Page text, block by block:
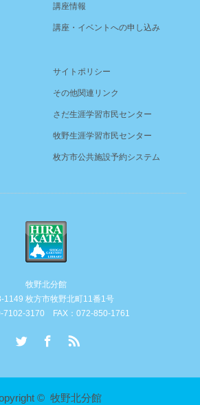
講座情報
講座・イベントへの申し込み
サイトポリシー
その他関連リンク
さだ生涯学習市民センター
牧野生涯学習市民センター
枚方市公共施設予約システム
牧野北分館
1149 枚方市牧野北町11番1号
7102-3170 FAX：072-850-1761
© 牧野北分館